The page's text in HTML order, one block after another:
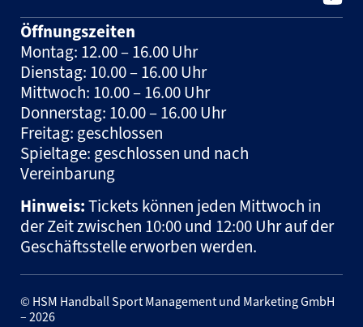
Öffnungszeiten
Montag: 12.00 – 16.00 Uhr
Dienstag: 10.00 – 16.00 Uhr
Mittwoch: 10.00 – 16.00 Uhr
Donnerstag: 10.00 – 16.00 Uhr
Freitag: geschlossen
Spieltage: geschlossen und nach
Vereinbarung
Hinweis:Tickets können jeden Mittwoch in
der Zeit zwischen 10:00 und 12:00 Uhr auf der
Geschäftsstelle erworben werden.
© HSM Handball Sport Management und Marketing GmbH
– 2026